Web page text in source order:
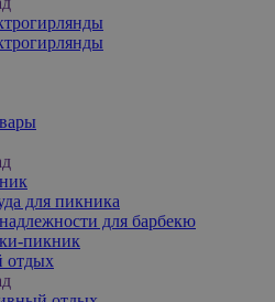
для пикника
для барбекю
пикник
отдых